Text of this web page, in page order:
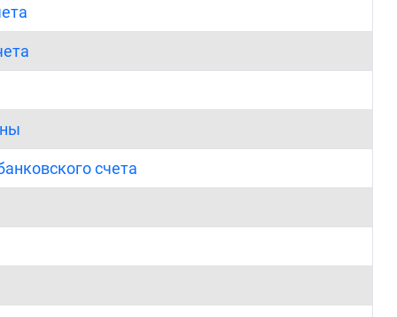
счета